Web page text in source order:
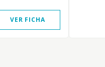
VER FICHA